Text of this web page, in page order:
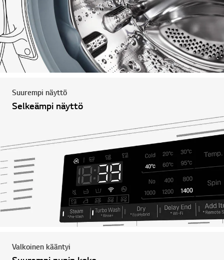
Suurempi näyttö
Selkeämpi näyttö
Valkoinen kääntyi